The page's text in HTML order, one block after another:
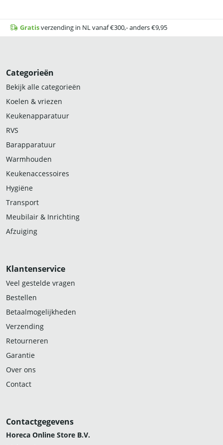
Gratisverzending in NL vanaf €300,- anders €9,95
Categorieën
Bekijk alle categorieën
Koelen & vriezen
Keukenapparatuur
RVS
Barapparatuur
Warmhouden
Keukenaccessoires
Hygiëne
Transport
Meubilair & Inrichting
Afzuiging
Klantenservice
Veel gestelde vragen
Bestellen
Betaalmogelijkheden
Verzending
Retourneren
Garantie
Over ons
Contact
Contactgegevens
Horeca Online Store B.V.